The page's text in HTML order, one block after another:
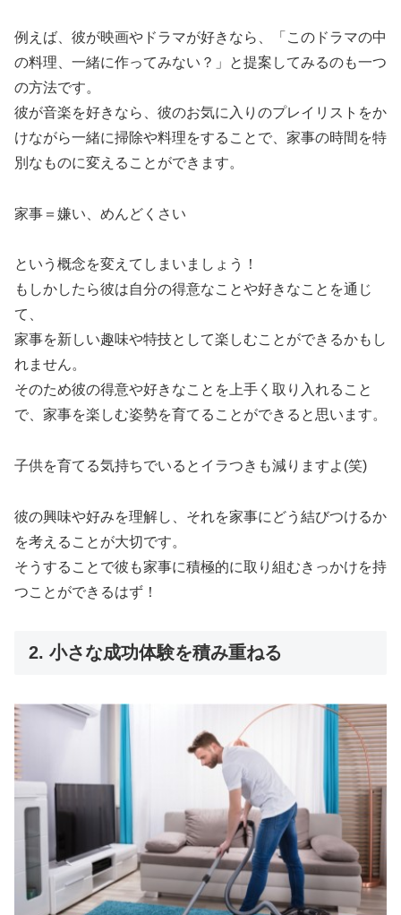
例えば、彼が映画やドラマが好きなら、「このドラマの中
の料理、一緒に作ってみない？」と提案してみるのも一つ
の方法です。
彼が音楽を好きなら、彼のお気に入りのプレイリストをか
けながら一緒に掃除や料理をすることで、家事の時間を特
別なものに変えることができます。
家事＝嫌い、めんどくさい
という概念を変えてしまいましょう！
もしかしたら彼は自分の得意なことや好きなことを通じ
て、
家事を新しい趣味や特技として楽しむことができるかもし
れません。
そのため彼の得意や好きなことを上手く取り入れること
で、家事を楽しむ姿勢を育てることができると思います。
子供を育てる気持ちでいるとイラつきも減りますよ(笑)
彼の興味や好みを理解し、それを家事にどう結びつけるか
を考えることが大切です。
そうすることで彼も家事に積極的に取り組むきっかけを持
つことができるはず！
2. 小さな成功体験を積み重ねる